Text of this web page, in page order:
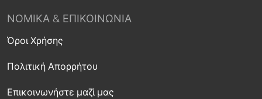
ΝΟΜΙΚΆ & ΕΠΙΚΟΙΝΩΝΊΑ
Όροι Χρήσης
Πολιτική Απορρήτου
Επικοινωνήστε μαζί μας